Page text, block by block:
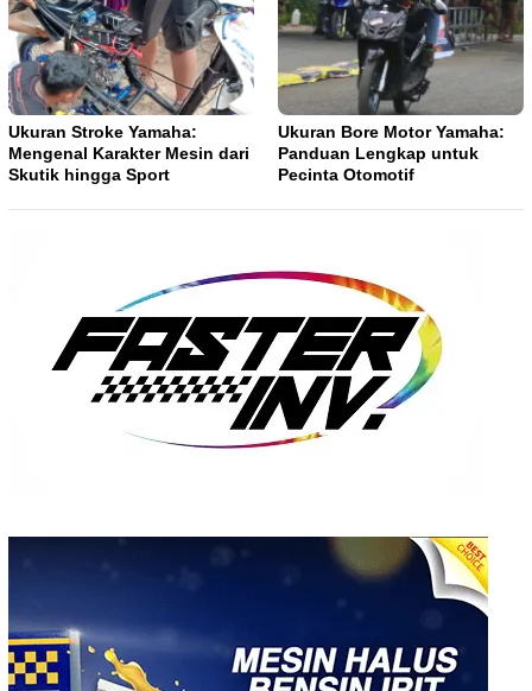
Ukuran Stroke Yamaha:
Mengenal Karakter Mesin dari
Skutik hingga Sport
Ukuran Bore Motor Yamaha:
Panduan Lengkap untuk
Pecinta Otomotif